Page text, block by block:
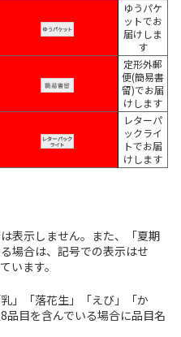
ゆうパケ
ットでお
届けしま
す
定形外郵
便(簡易書
留)でお届
けします
レターパ
ックライ
トでお届
けします
表示しません。また、「夏期
場合は、記号での表示はせ
います。
」「落花生」「えび」「か
品目を含んでいる場合に品目名